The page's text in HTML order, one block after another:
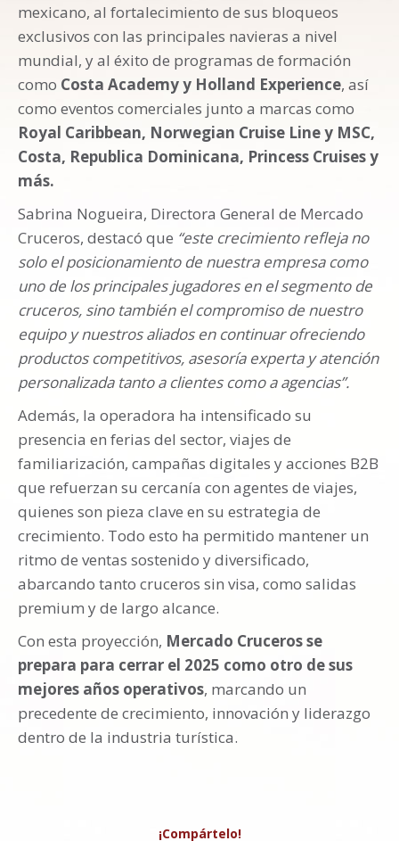
mexicano, al fortalecimiento de sus bloqueos
exclusivos con las principales navieras a nivel
mundial, y al éxito de programas de formación
como Costa Academy y Holland Experience, así
como eventos comerciales junto a marcas como
Royal Caribbean, Norwegian Cruise Line y MSC,
Costa, Republica Dominicana, Princess Cruises y
más.
Sabrina Nogueira, Directora General de Mercado
Cruceros, destacó que “este crecimiento refleja no
solo el posicionamiento de nuestra empresa como
uno de los principales jugadores en el segmento de
cruceros, sino también el compromiso de nuestro
equipo y nuestros aliados en continuar ofreciendo
productos competitivos, asesoría experta y atención
personalizada tanto a clientes como a agencias”.
Además, la operadora ha intensificado su
presencia en ferias del sector, viajes de
familiarización, campañas digitales y acciones B2B
que refuerzan su cercanía con agentes de viajes,
quienes son pieza clave en su estrategia de
crecimiento. Todo esto ha permitido mantener un
ritmo de ventas sostenido y diversificado,
abarcando tanto cruceros sin visa, como salidas
premium y de largo alcance.
Con esta proyección, Mercado Cruceros se
prepara para cerrar el 2025 como otro de sus
mejores años operativos, marcando un
precedente de crecimiento, innovación y liderazgo
dentro de la industria turística.
¡Compártelo!